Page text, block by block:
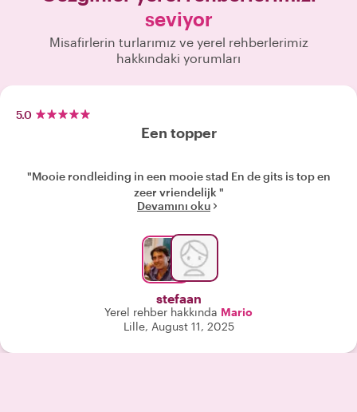
seviyor
Misafirlerin turlarımız ve yerel rehberlerimiz
hakkındaki yorumları
5.0
Een topper
"Mooie rondleiding in een mooie stad En de gits is top en
zeer vriendelijk "
Devamını oku
stefaan
Yerel rehber hakkında Mario
Lille, August 11, 2025